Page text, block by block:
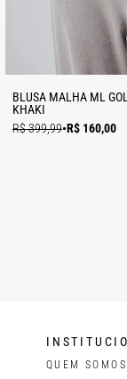
BLUSA MALHA ML
KHAKI
R$ 399,99•R$ 160,00
QUEM SOMOS